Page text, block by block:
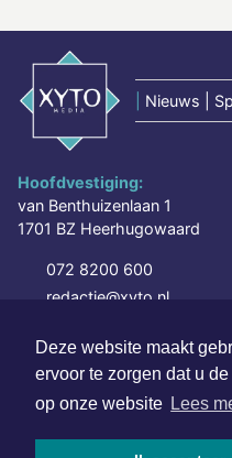
Deze website maakt
ervoor te zorgen dat u
op onze website Lees
Nieuws |
Hoofdvestiging:
van Benthuizenlaan 1
1701 BZ Heerhugowaard
072 8200 600
redactie@xyto.nl
SOCIAL MEDIA
NIEUWSBRIEF AANMELDEN